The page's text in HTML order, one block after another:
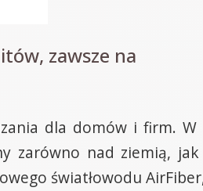
zawsze na
dla domów i firm. W
zarówno nad ziemią,
światłowodu